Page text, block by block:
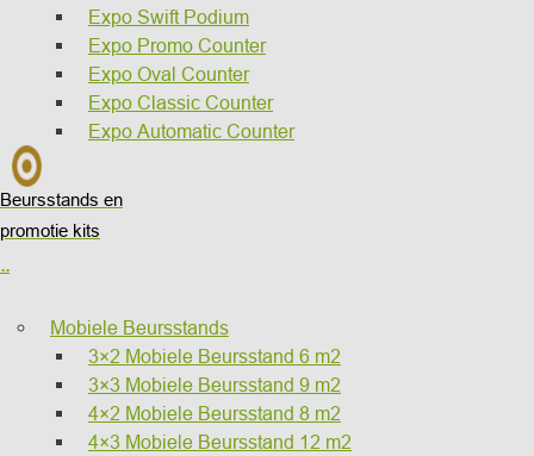
Expo Swift Podium
Expo Promo Counter
Expo Oval Counter
Expo Classic Counter
Expo Automatic Counter
Beursstands en
promotie kits
..
Mobiele Beursstands
3×2 Mobiele Beursstand 6 m2
3×3 Mobiele Beursstand 9 m2
4×2 Mobiele Beursstand 8 m2
4×3 Mobiele Beursstand 12 m2